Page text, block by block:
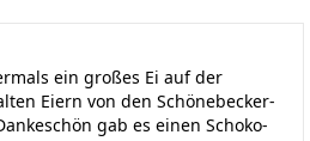
ein großes Ei auf der
Eiern von den Schönebecker-
gab es einen Schoko-